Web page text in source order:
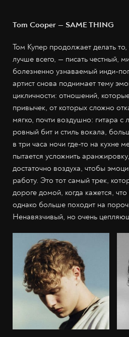
Tom Cooper — SAME THING
Том Купер продолжает делать то,
лучше всего, — писать честный,
болезненно узнаваемый инди-
артист снова поднимает тему
цикличности: отношений,
привычек, от которых сложно
мягко, почти воздушно: гитара с
ровный бит и стиль вокала,
в три часа ночи где-то на кухне
пытается усложнить
достаточно воздуха, чтобы
работу. Это тот самый трек,
дороге домой, когда кажется,
однако больше походит на
Ненавязчивый, но очень